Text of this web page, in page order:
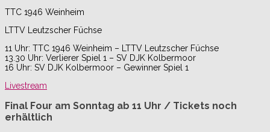
TTC 1946 Weinheim
LTTV Leutzscher Füchse
11 Uhr: TTC 1946 Weinheim – LTTV Leutzscher Füchse
13.30 Uhr: Verlierer Spiel 1 – SV DJK Kolbermoor
16 Uhr: SV DJK Kolbermoor – Gewinner Spiel 1
Livestream
Final Four am Sonntag ab 11 Uhr / Tickets noch
erhältlich